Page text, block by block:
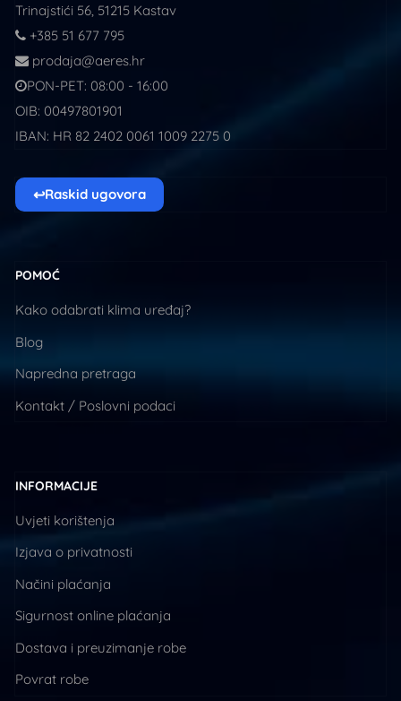
Trinajstići 56, 51215 Kastav
+385 51 677 795
prodaja@aeres.hr
PON-PET: 08:00 - 16:00
OIB: 00497801901
IBAN: HR 82 2402 0061 1009 2275 0
↩Raskid ugovora
POMOĆ
Kako odabrati klima uređaj?
Blog
Napredna pretraga
Kontakt / Poslovni podaci
INFORMACIJE
Uvjeti korištenja
Izjava o privatnosti
Načini plaćanja
Sigurnost online plaćanja
Dostava i preuzimanje robe
Povrat robe